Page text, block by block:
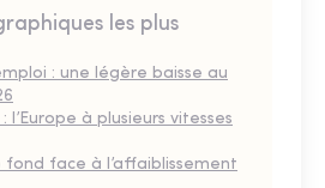
les plus
: une légère baisse au
l’Europe à plusieurs vitesses
fond face à l’affaiblissement